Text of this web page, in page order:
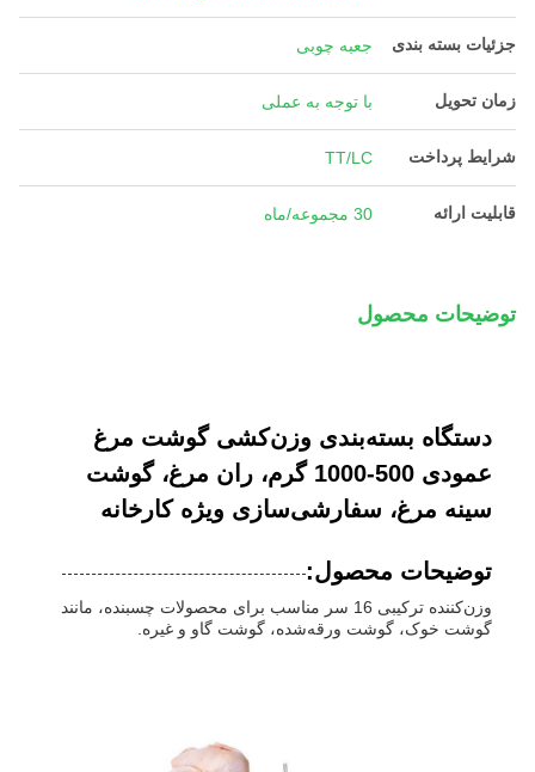
جزئیات بسته بندی جعبه چوبی
زمان تحویل با توجه به عملی
شرایط پرداخت TT/LC
قابلیت ارائه 30 مجموعه/ماه
توضیحات محصول
دستگاه بسته‌بندی وزن‌کشی گوشت مرغ
عمودی 500-1000 گرم، ران مرغ، گوشت
سینه مرغ، سفارشی‌سازی ویژه کارخانه
توضیحات محصول:
وزن‌کننده ترکیبی 16 سر مناسب برای محصولات چسبنده، مانند
گوشت خوک، گوشت ورقه‌شده، گوشت گاو و غیره.